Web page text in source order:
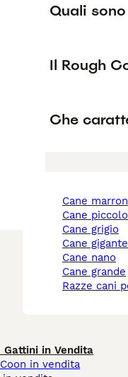
Quali
Il Rough
Che
cane
cane piccolo
cane grigio
cane gigante
cane nano
cane grande
razze cani
Gattini in Vendita
in vendita